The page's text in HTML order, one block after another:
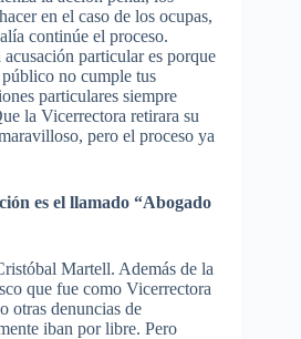
en el caso de los ocupas,
continúe el proceso.
particular es porque
no cumple tus
particulares siempre
la Vicerrectora retirara su
pero el proceso ya
es el llamado “Abogado
Martell. Además de la
que fue como Vicerrectora
otras denuncias de
iban por libre. Pero